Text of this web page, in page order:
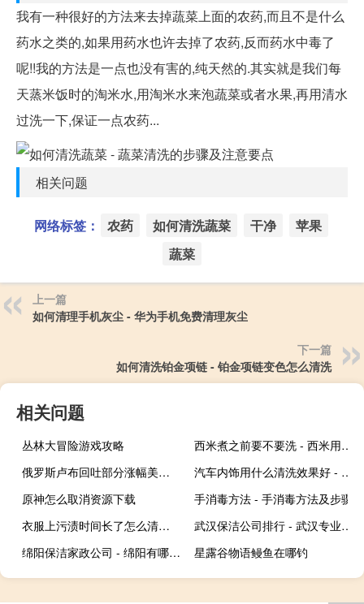
我有一种很好的方法来去掉蔬菜上面的农药,而且不是什么
药水之类的,如果用药水也许去掉了农药,反而药水中毒了
呢!!我的方法是一点也没有害的,纯天然的.其实就是我们每
天蒸米饭时的淘米水,用淘米水来泡蔬菜或者水果,再用清水
过洗一下,保证一点农药...
相关问题
网络标签： 农药 如何清洗蔬菜 干净
苹果
蔬菜
上一篇
如何清理手机灰尘 - 华为手机免费清理灰尘
下一篇
如何清洗铂金项链 - 铂金项链变色怎么清洗
相关问题
丛林大冒险游戏攻略
西米煮之前要不要洗 - 西米用冷水洗碎了还能用吗
俄罗斯卢布回吐部分涨幅美元兑俄罗斯卢布USD/RUB现上破98报98.23
汽车内饰用什么清洗效果好 - 擦汽车内饰用什么清洗
原神怎么取消资源下载
手消毒方法 - 手消毒方法及步骤
衣服上污渍时间长了怎么清洗? - 孩子衣服上的顽固污渍怎样洗
武汉保洁公司排行 - 武汉专业保洁公司
绵阳保洁家政公司 - 绵阳有哪些保洁公司
星露谷物语鳗鱼在哪钓